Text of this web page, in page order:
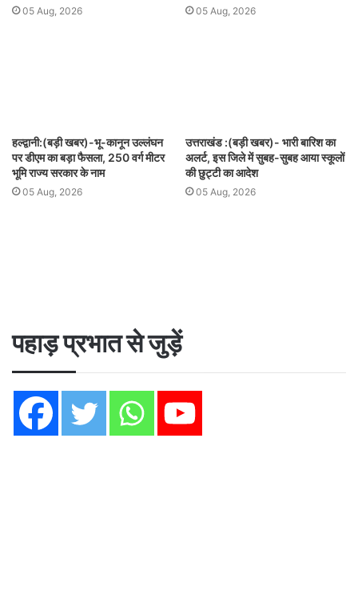
05 Aug, 2026 05 Aug, 2026
हल्द्वानी:(बड़ी खबर)-भू-कानून उल्लंघन
पर डीएम का बड़ा फैसला, 250 वर्ग मीटर
भूमि राज्य सरकार के नाम
05 Aug, 2026
उत्तराखंड :(बड़ी खबर)- भारी बारिश का
अलर्ट, इस जिले में सुबह-सुबह आया स्कूलों
की छुट्टी का आदेश
05 Aug, 2026
पहाड़ प्रभात से जुड़ें